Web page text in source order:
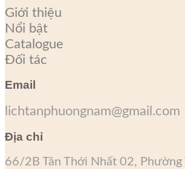
Giới thiệu
Nổi bật
Catalogue
Đối tác
Email
lichtanphuongnam@gmail.com
Địa chỉ
66/2B Tân Thới Nhất 02, Phường